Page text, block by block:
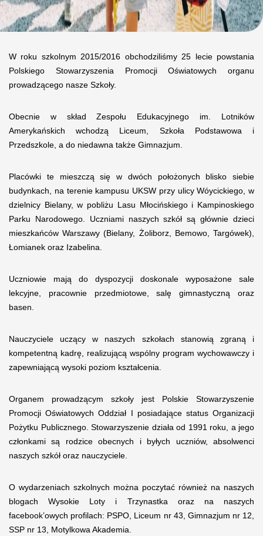
W roku szkolnym 2015/2016 obchodziliśmy 25 lecie powstania
Polskiego Stowarzyszenia Promocji Oświatowych organu
prowadzącego nasze Szkoły.
Obecnie w skład Zespołu Edukacyjnego im. Lotników
Amerykańskich wchodzą Liceum, Szkoła Podstawowa i
Przedszkole, a do niedawna także Gimnazjum.
Placówki te mieszczą się w dwóch położonych blisko siebie
budynkach, na terenie kampusu UKSW przy ulicy Wóycickiego, w
dzielnicy Bielany, w pobliżu Lasu Młocińskiego i Kampinoskiego
Parku Narodowego. Uczniami naszych szkół są głównie dzieci
mieszkańców Warszawy (Bielany, Żoliborz, Bemowo, Targówek),
Łomianek oraz Izabelina.
Uczniowie mają do dyspozycji doskonale wyposażone sale
lekcyjne, pracownie przedmiotowe, salę gimnastyczną oraz
basen.
Nauczyciele uczący w naszych szkołach stanowią zgraną i
kompetentną kadrę, realizującą wspólny program wychowawczy i
zapewniającą wysoki poziom kształcenia.
Organem prowadzącym szkoły jest Polskie Stowarzyszenie
Promocji Oświatowych Oddział I posiadające status Organizacji
Pożytku Publicznego. Stowarzyszenie działa od 1991 roku, a jego
członkami są rodzice obecnych i byłych uczniów, absolwenci
naszych szkół oraz nauczyciele.
O wydarzeniach szkolnych można poczytać również na naszych
blogach Wysokie Loty i Trzynastka oraz na naszych
facebook’owych profilach: PSPO, Liceum nr 43, Gimnazjum nr 12,
SSP nr 13, Motylkowa Akademia.